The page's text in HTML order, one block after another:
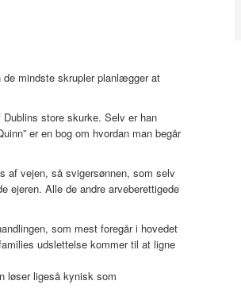
de mindste skrupler planlægger at
store skurke. Selv er han
er en bog om hvordan man begår
af vejen, så svigersønnen, som selv
ejeren. Alle de andre arveberettigede
som mest foregår i hovedet
udslettelse kommer til at ligne
løser ligeså kynisk som